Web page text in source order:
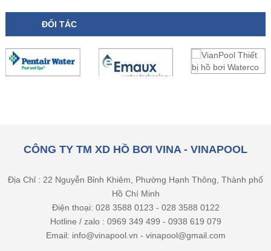
ĐỐI TÁC
CÔNG TY TM XD HỒ BƠI VINA - VINAPOOL
Địa Chỉ : 22 Nguyễn Bỉnh Khiêm, Phường Hạnh Thông, Thành phố
Hồ Chí Minh
Điện thoại: 028 3588 0123 - 028 3588 0122
Hotline / zalo : 0969 349 499 - 0938 619 079
Email: info@vinapool.vn - vinapool@gmail.com